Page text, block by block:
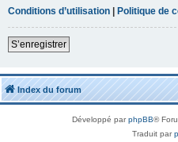
Conditions d’utilisation | Politique de
S’enregistrer
Index du forum
Développé parphpBB®
Traduit par